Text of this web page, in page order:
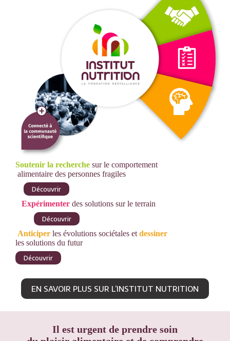
Soutenir la recherche sur le comportement
alimentaire des personnes fragiles
Découvrir
Expérimenter des solutions sur le terrain
Découvrir
Anticiper les évolutions sociétales et dessiner
les solutions du futur
Découvrir
EN SAVOIR PLUS SUR L’INSTITUT NUTRITION
Il est urgent de prendre soin